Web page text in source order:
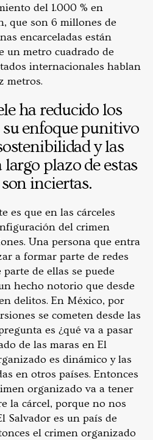
del 1.000 % en
que son 6 millones de
encarceladas están
un metro cuadrado de
internacionales hablan
metros.
ha reducido los
enfoque punitivo
y las
plazo de estas
inciertas.
es que en las cárceles
del crimen
Una persona que entra
a formar parte de redes
de ellas se puede
hecho notorio que desde
delitos. En México, por
se cometen desde las
es ¿qué va a pasar
de las maras en El
es dinámico y las
en otros países. Entonces
organizado va a tener
la cárcel, porque no nos
Salvador es un país de
el crimen organizado